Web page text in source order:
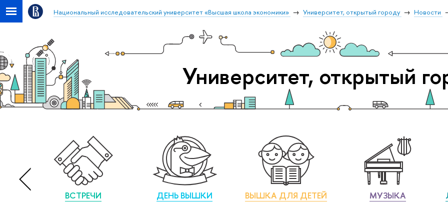
Национальный исследовательский университет «Высшая школа экономики» Университет, открытый городу Новости
Университет, открытый
ВСТРЕЧИ ДЕНЬ ВЫШКИ ВЫШКА ДЛЯ ДЕТЕЙ МУЗЫКА